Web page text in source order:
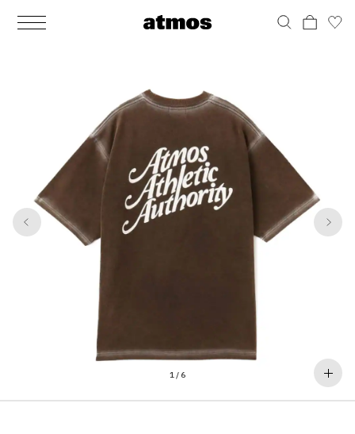
MEN
アクセサリー
その他
アディダス ピックアップ
シューズ
サンダル
その他
すべてのシューズ
ライフスタイルランニング
ウェア
パンツ
ソックス
アンダーウェア
すべてのウェア
バッグ
バックパック / リュック
ショルダー / メッセンジャーバッグ
トート / エコバッグ
クラッチ / セカンドバッグ
ウエストバッグ
すべてのバッグ
アクセサリー
ポーチ / ウォレット
グッズ / アクセサリー
その他
すべてのアクセサリー
その他
シューケア / グッズ
おもちゃ / フィギュア
その他
すべてのその他
WOMENS
アクセサリー
その他
アディダス ピックアップ
シューズ
サンダル / パンプス
その他
すべてのシューズ
ライフスタイルランニング
ウェア
パンツ
ワンピース
スカート
アンダーウェア
すべてのウェア
バッグ
バックパック / リュック
ショルダー / メッセンジャーバッグ
トート / エコバッグ
クラッチ / セカンドバッグ
ウエストバッグ
すべてのバッグ
アクセサリー
ポーチ / ウォレット
グッズ / アクセサリー
その他
すべてのアクセサリー
その他
シューケア / グッズ
おもちゃ / フィギュア
その他
すべてのその他
1 /6
1 6